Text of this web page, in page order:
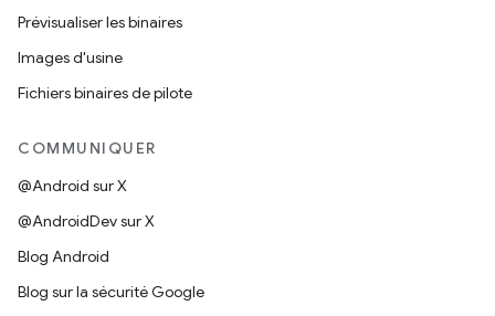
Prévisualiser les binaires
Images d'usine
Fichiers binaires de pilote
COMMUNIQUER
@Android sur X
@AndroidDev sur X
Blog Android
Blog sur la sécurité Google